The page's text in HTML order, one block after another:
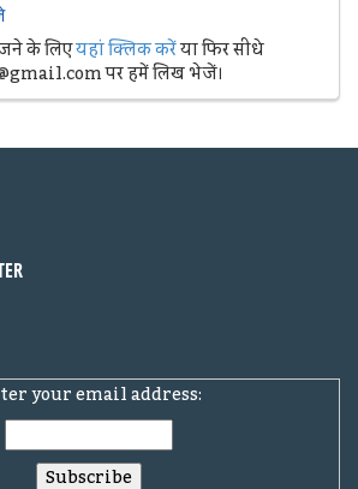
के लिएयहां क्लिक करेंया फिर सीधे
पर हमें लिख भेजें।
your email address: